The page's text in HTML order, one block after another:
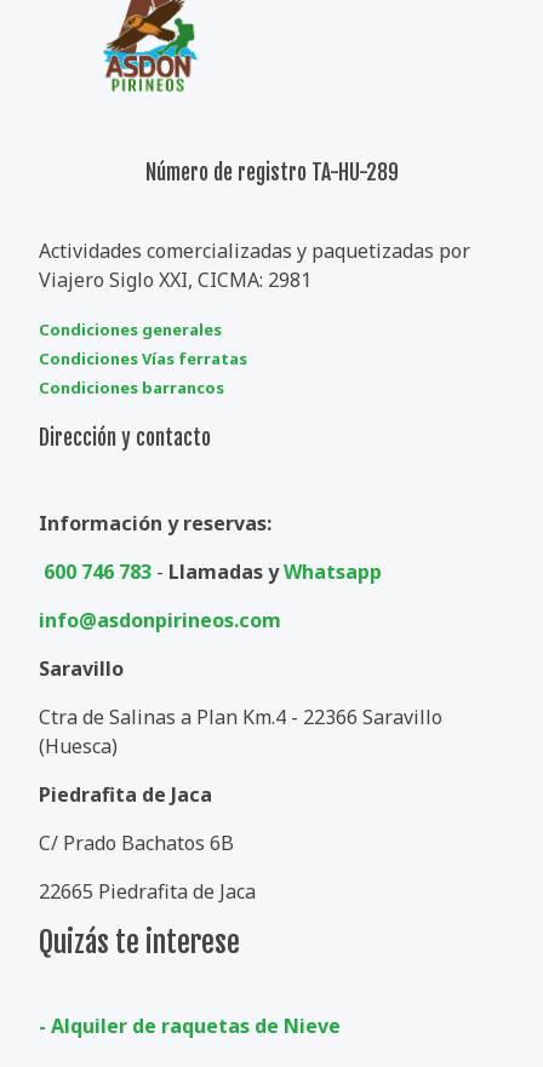
Número de registro TA-HU-289
Actividades comercializadas y paquetizadas por
Viajero Siglo XXI, CICMA: 2981
Condiciones generales
Condiciones Vías ferratas
Condiciones barrancos
Dirección y contacto
Información y reservas:
600 746 783 - Llamadas yWhatsapp
info@asdonpirineos.com
Saravillo
Ctra de Salinas a Plan Km.4 - 22366 Saravillo
(Huesca)
Piedrafita de Jaca
C/ Prado Bachatos 6B
22665 Piedrafita de Jaca
Quizás te interese
- Alquiler de raquetas de Nieve